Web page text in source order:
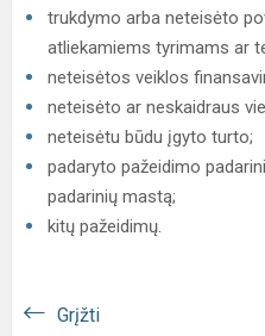
trukdymo arba neteisėto
atliekamiems tyrimams ar
neteisėtos veiklos
neteisėto ar neskaidraus
neteisėtu būdu įgyto turto;
padaryto pažeidimo
padarinių mastą;
kitų pažeidimų.
Grįžti